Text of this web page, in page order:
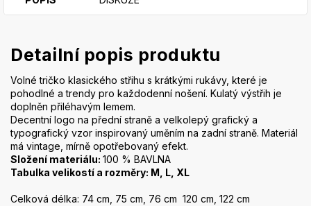
Detailní popis produktu
Volné tričko klasického střihu s krátkými rukávy, které je
pohodlné a trendy pro každodenní nošení. Kulatý výstřih je
doplněn přiléhavým lemem.
Decentní logo na přední straně a velkolepý grafický a
typografický vzor inspirovaný uměním na zadní straně. Materiál
má vintage, mírně opotřebovaný efekt.
Složení materiálu: 100 % BAVLNA
Tabulka velikostí a rozměry: M, L, XL
Celková délka: 74 cm, 75 cm, 76 cm 120 cm, 122 cm